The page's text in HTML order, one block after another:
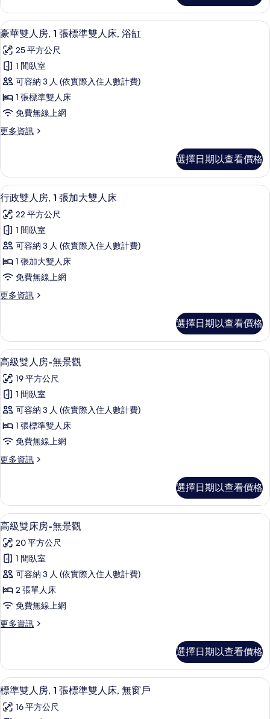
片
床,
浴
缸
的
所
有
相
片
三
人
房,
張
床,
浴
缸
的
詳
情
顯
示
豪
華
雙
人
1
標
準
雙
人
床,
浴
缸
的
所
片
豪華雙人房, 1 張標準雙人床, 浴缸 |
9
豪華雙人房, 1 張標準雙人床, 浴缸
25 平方公尺
1 間臥室
可容納 3 人 (依實際入住人數計費)
1 張標準雙人床
免費無線上網
更多資訊
更
雙
人
房,
1
張
標
準
雙
人
床,
浴
缸
選擇日期以查看價格
顯
示
行
政
雙
人
1
加
大
雙
人
床
的
所
有
相
行政雙人房, 1 張加大雙人床 | 書桌、
7
行政雙人房, 1 張加大雙人床
22 平方公尺
1 間臥室
可容納 3 人 (依實際入住人數計費)
1 張加大雙人床
免費無線上網
更多資訊
更
雙
人
房,
張
加
大
雙
人
床
的
詳
選擇日期以查看價格
顯
示
高
級
雙
人
無
觀
的
所
有
相
片
高級雙人房-無景觀 | 書桌、筆電工作
6
高級雙人房-無景觀
19 平方公尺
1 間臥室
可容納 3 人 (依實際入住人數計費)
1 張標準雙人床
免費無線上網
更多資訊
更
雙
人
房-
景
觀
的
詳
情
選擇日期以查看價格
顯
示
高
級
雙
床
無
觀
的
所
有
書桌、筆電工作空間、隔音、熨斗/熨
6
高級雙床房-無景觀
20 平方公尺
1 間臥室
可容納 3 人 (依實際入住人數計費)
2 張單人床
免費無線上網
更多資訊
更
雙
床
房-
景
選擇日期以查看價格
顯
示
標
書桌、筆電工作空間、隔音、熨斗/熨
6
標準雙人房, 1 張標準雙人床, 無窗戶
16 平方公尺